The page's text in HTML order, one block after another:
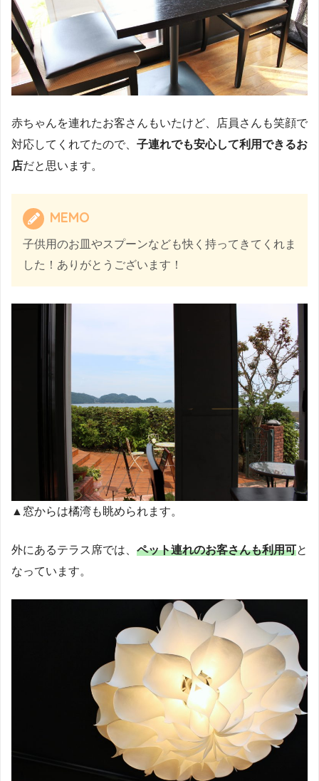
赤ちゃんを連れたお客さんもいたけど、店員さんも笑顔で
対応してくれてたので、 子連れでも安心して利用できるお
店だと思います。
MEMO
子供用のお皿やスプーンなども快く持ってきてくれま
した！ありがとうございます！
▲窓からは橘湾も眺められます。
外にあるテラス席では、 ペット連れのお客さんも利用可と
なっています。